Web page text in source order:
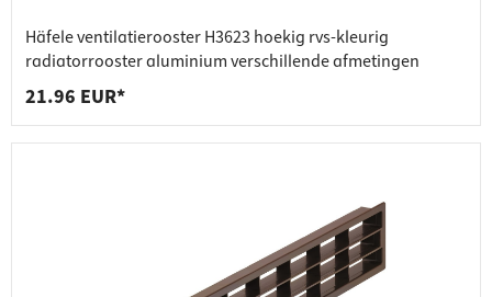
Häfele ventilatierooster H3623 hoekig rvs-kleurig
radiatorrooster aluminium verschillende afmetingen
21.96 EUR*